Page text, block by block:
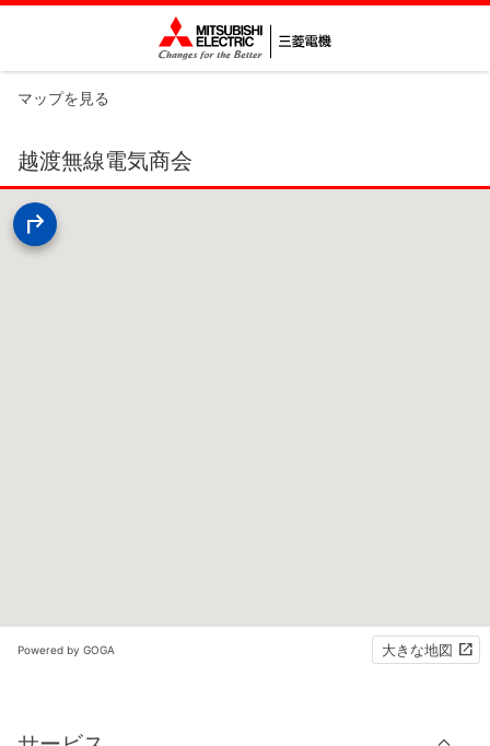
マップを見る
越渡無線電気商会
Powered by GOGA 大きな地図